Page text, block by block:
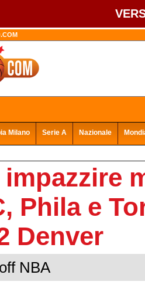
Milano Serie A Nazionale
Phila e
Denver
NBA